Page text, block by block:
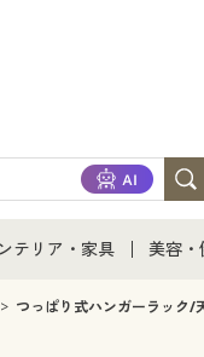
テリア・家具
テリア・家具通販すべて
美容・
美容
つっぱり式ハンガーラック/